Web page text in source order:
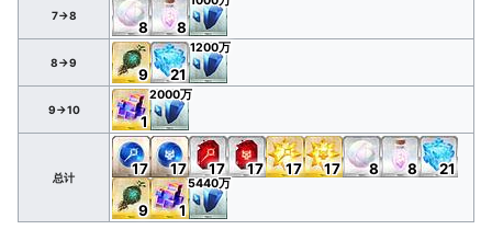
7→8
8 8
8→9
9 21
1200万
9→10
1
2000万
总计 17 17 17 17 17 17 8 8 21
9 1
5440万